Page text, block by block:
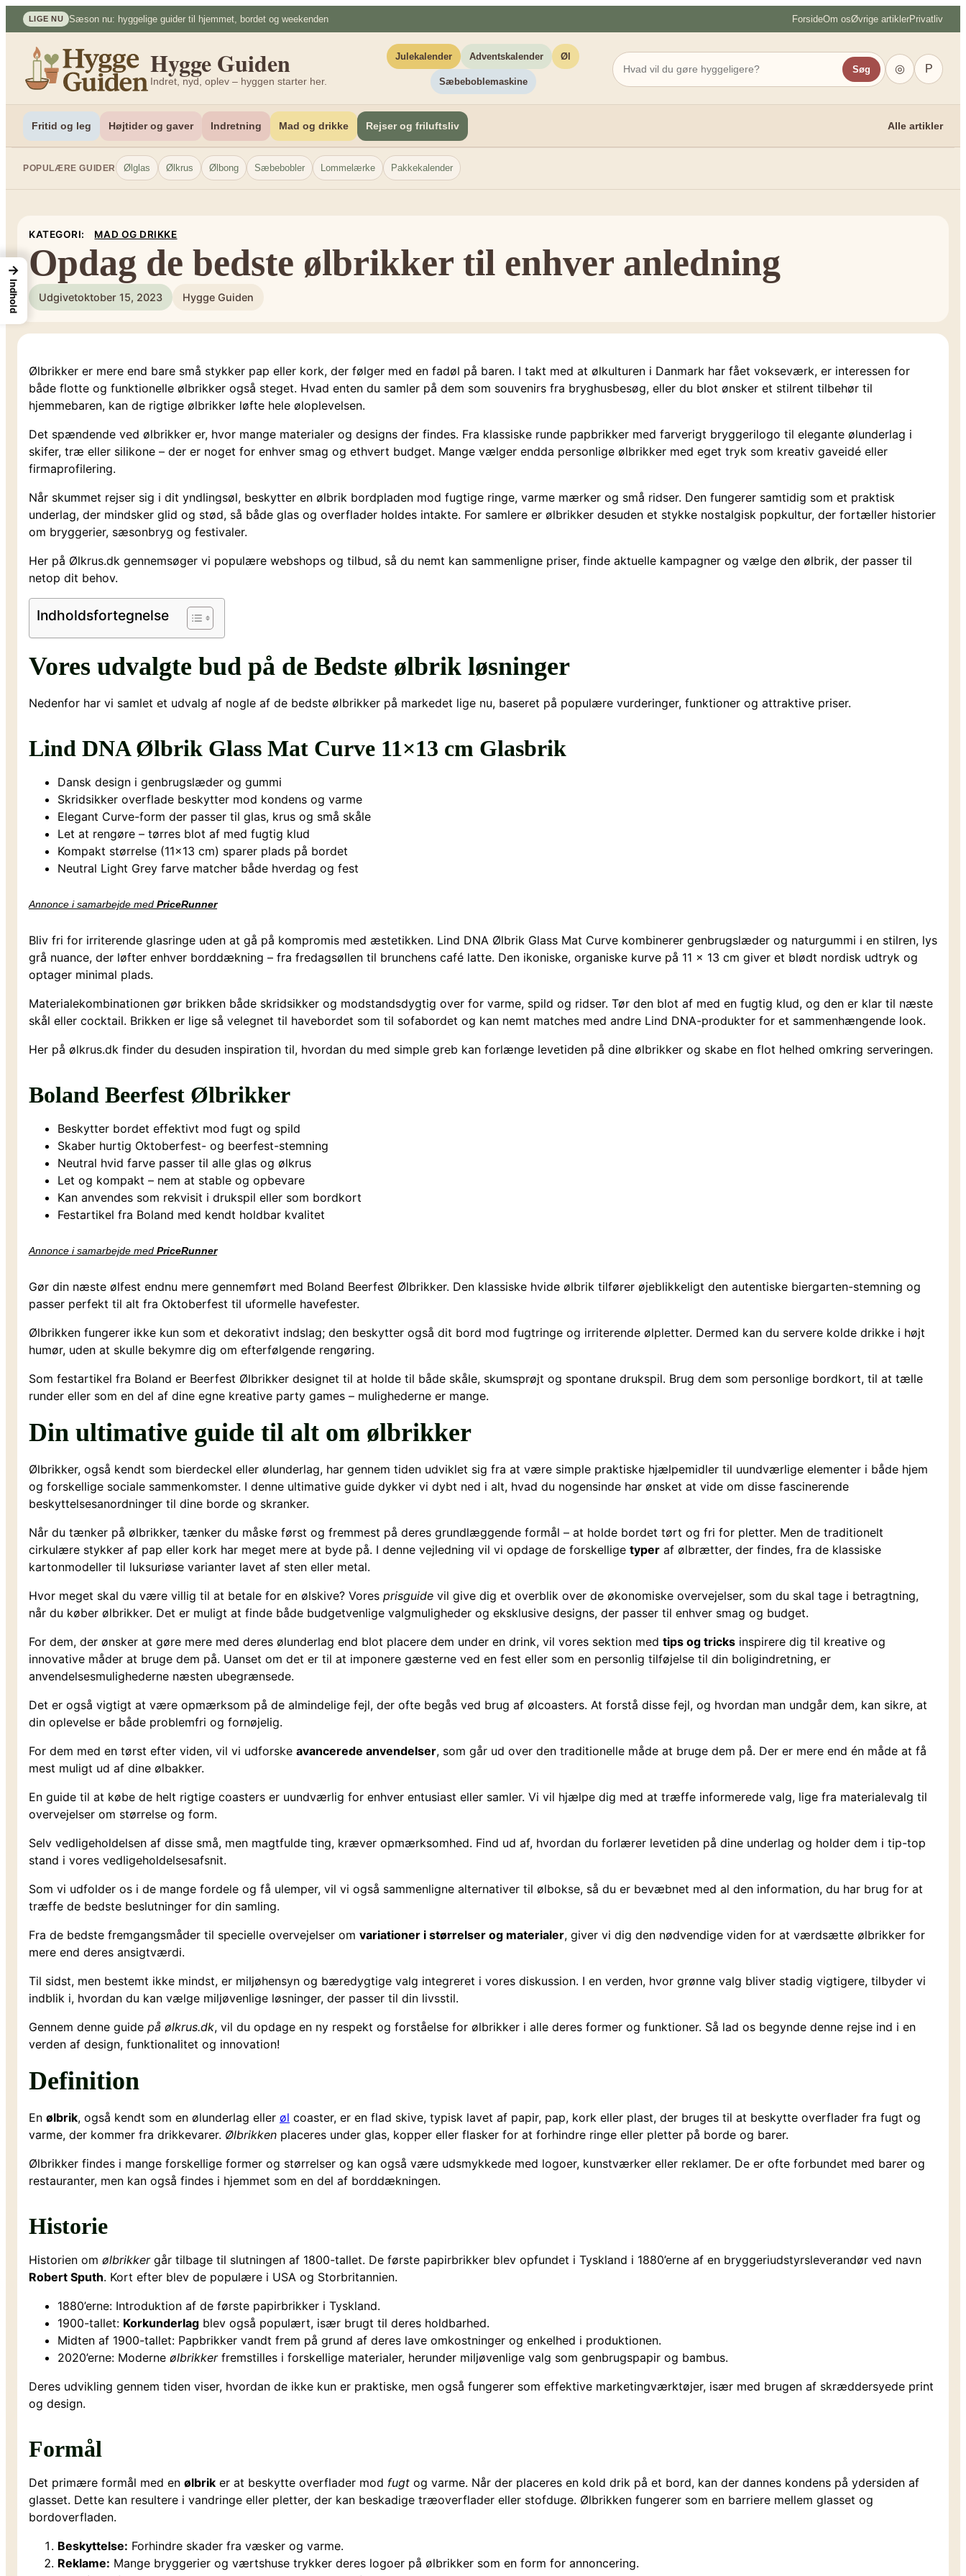
Spring
til
indhold
LIGE NU Sæson nu: hyggelige guider til hjemmet, bordet og weekenden ForsideOm osØvrige artiklerPrivatliv
Hygge Guiden
Indret, nyd, oplev – hyggen starter her.
Julekalender Adventskalender Øl
Sæbeboblemaskine
Søg ◎ P
Fritid og leg Højtider og gaver Indretning Mad og drikke Rejser og friluftsliv Alle artikler
POPULÆRE GUIDER Ølglas Ølkrus Ølbong Sæbebobler Lommelærke Pakkekalender
KATEGORI: MAD OG DRIKKE
Opdag de bedste ølbrikker til enhver anledning
Udgivetoktober 15, 2023 Hygge Guiden
Ølbrikker er mere end bare små stykker pap eller kork, der følger med en fadøl på baren. I takt med at ølkulturen i Danmark har fået vokseværk, er interessen for
både flotte og funktionelle ølbrikker også steget. Hvad enten du samler på dem som souvenirs fra bryghusbesøg, eller du blot ønsker et stilrent tilbehør til
hjemmebaren, kan de rigtige ølbrikker løfte hele øloplevelsen.
Det spændende ved ølbrikker er, hvor mange materialer og designs der findes. Fra klassiske runde papbrikker med farverigt bryggerilogo til elegante ølunderlag i
skifer, træ eller silikone – der er noget for enhver smag og ethvert budget. Mange vælger endda personlige ølbrikker med eget tryk som kreativ gaveidé eller
firmaprofilering.
Når skummet rejser sig i dit yndlingsøl, beskytter en ølbrik bordpladen mod fugtige ringe, varme mærker og små ridser. Den fungerer samtidig som et praktisk
underlag, der mindsker glid og stød, så både glas og overflader holdes intakte. For samlere er ølbrikker desuden et stykke nostalgisk popkultur, der fortæller historier
om bryggerier, sæsonbryg og festivaler.
Her på Ølkrus.dk gennemsøger vi populære webshops og tilbud, så du nemt kan sammenligne priser, finde aktuelle kampagner og vælge den ølbrik, der passer til
netop dit behov.
Indholdsfortegnelse
Vores udvalgte bud på de Bedste ølbrik løsninger
Nedenfor har vi samlet et udvalg af nogle af de bedste ølbrikker på markedet lige nu, baseret på populære vurderinger, funktioner og attraktive priser.
Lind DNA Ølbrik Glass Mat Curve 11×13 cm Glasbrik
Dansk design i genbrugslæder og gummi
Skridsikker overflade beskytter mod kondens og varme
Elegant Curve-form der passer til glas, krus og små skåle
Let at rengøre – tørres blot af med fugtig klud
Kompakt størrelse (11×13 cm) sparer plads på bordet
Neutral Light Grey farve matcher både hverdag og fest
Annonce i samarbejde med PriceRunner
Bliv fri for irriterende glasringe uden at gå på kompromis med æstetikken. Lind DNA Ølbrik Glass Mat Curve kombinerer genbrugslæder og naturgummi i en stilren, lys
grå nuance, der løfter enhver borddækning – fra fredagsøllen til brunchens café latte. Den ikoniske, organiske kurve på 11 x 13 cm giver et blødt nordisk udtryk og
optager minimal plads.
Materialekombinationen gør brikken både skridsikker og modstandsdygtig over for varme, spild og ridser. Tør den blot af med en fugtig klud, og den er klar til næste
skål eller cocktail. Brikken er lige så velegnet til havebordet som til sofabordet og kan nemt matches med andre Lind DNA-produkter for et sammenhængende look.
Her på ølkrus.dk finder du desuden inspiration til, hvordan du med simple greb kan forlænge levetiden på dine ølbrikker og skabe en flot helhed omkring serveringen.
Boland Beerfest Ølbrikker
Beskytter bordet effektivt mod fugt og spild
Skaber hurtig Oktoberfest- og beerfest-stemning
Neutral hvid farve passer til alle glas og ølkrus
Let og kompakt – nem at stable og opbevare
Kan anvendes som rekvisit i drukspil eller som bordkort
Festartikel fra Boland med kendt holdbar kvalitet
Annonce i samarbejde med PriceRunner
Gør din næste ølfest endnu mere gennemført med Boland Beerfest Ølbrikker. Den klassiske hvide ølbrik tilfører øjeblikkeligt den autentiske biergarten-stemning og
passer perfekt til alt fra Oktoberfest til uformelle havefester.
Ølbrikken fungerer ikke kun som et dekorativt indslag; den beskytter også dit bord mod fugtringe og irriterende ølpletter. Dermed kan du servere kolde drikke i højt
humør, uden at skulle bekymre dig om efterfølgende rengøring.
Som festartikel fra Boland er Beerfest Ølbrikker designet til at holde til både skåle, skumsprøjt og spontane drukspil. Brug dem som personlige bordkort, til at tælle
runder eller som en del af dine egne kreative party games – mulighederne er mange.
Din ultimative guide til alt om ølbrikker
Ølbrikker, også kendt som bierdeckel eller ølunderlag, har gennem tiden udviklet sig fra at være simple praktiske hjælpemidler til uundværlige elementer i både hjem
og forskellige sociale sammenkomster. I denne ultimative guide dykker vi dybt ned i alt, hvad du nogensinde har ønsket at vide om disse fascinerende
beskyttelsesanordninger til dine borde og skranker.
Når du tænker på ølbrikker, tænker du måske først og fremmest på deres grundlæggende formål – at holde bordet tørt og fri for pletter. Men de traditionelt
cirkulære stykker af pap eller kork har meget mere at byde på. I denne vejledning vil vi opdage de forskellige typer af ølbrætter, der findes, fra de klassiske
kartonmodeller til luksuriøse varianter lavet af sten eller metal.
Hvor meget skal du være villig til at betale for en ølskive? Vores prisguide vil give dig et overblik over de økonomiske overvejelser, som du skal tage i betragtning,
når du køber ølbrikker. Det er muligt at finde både budgetvenlige valgmuligheder og eksklusive designs, der passer til enhver smag og budget.
For dem, der ønsker at gøre mere med deres ølunderlag end blot placere dem under en drink, vil vores sektion med tips og tricks inspirere dig til kreative og
innovative måder at bruge dem på. Uanset om det er til at imponere gæsterne ved en fest eller som en personlig tilføjelse til din boligindretning, er
anvendelsesmulighederne næsten ubegrænsede.
Det er også vigtigt at være opmærksom på de almindelige fejl, der ofte begås ved brug af ølcoasters. At forstå disse fejl, og hvordan man undgår dem, kan sikre, at
din oplevelse er både problemfri og fornøjelig.
For dem med en tørst efter viden, vil vi udforske avancerede anvendelser, som går ud over den traditionelle måde at bruge dem på. Der er mere end én måde at få
mest muligt ud af dine ølbakker.
En guide til at købe de helt rigtige coasters er uundværlig for enhver entusiast eller samler. Vi vil hjælpe dig med at træffe informerede valg, lige fra materialevalg til
overvejelser om størrelse og form.
Selv vedligeholdelsen af disse små, men magtfulde ting, kræver opmærksomhed. Find ud af, hvordan du forlærer levetiden på dine underlag og holder dem i tip-top
stand i vores vedligeholdelsesafsnit.
Som vi udfolder os i de mange fordele og få ulemper, vil vi også sammenligne alternativer til ølbokse, så du er bevæbnet med al den information, du har brug for at
træffe de bedste beslutninger for din samling.
Fra de bedste fremgangsmåder til specielle overvejelser om variationer i størrelser og materialer, giver vi dig den nødvendige viden for at værdsætte ølbrikker for
mere end deres ansigtværdi.
Til sidst, men bestemt ikke mindst, er miljøhensyn og bæredygtige valg integreret i vores diskussion. I en verden, hvor grønne valg bliver stadig vigtigere, tilbyder vi
indblik i, hvordan du kan vælge miljøvenlige løsninger, der passer til din livsstil.
Gennem denne guide på ølkrus.dk, vil du opdage en ny respekt og forståelse for ølbrikker i alle deres former og funktioner. Så lad os begynde denne rejse ind i en
verden af design, funktionalitet og innovation!
Definition
En ølbrik, også kendt som en ølunderlag eller øl coaster, er en flad skive, typisk lavet af papir, pap, kork eller plast, der bruges til at beskytte overflader fra fugt og
varme, der kommer fra drikkevarer. Ølbrikken placeres under glas, kopper eller flasker for at forhindre ringe eller pletter på borde og barer.
Ølbrikker findes i mange forskellige former og størrelser og kan også være udsmykkede med logoer, kunstværker eller reklamer. De er ofte forbundet med barer og
restauranter, men kan også findes i hjemmet som en del af borddækningen.
Historie
Historien om ølbrikkergår tilbage til slutningen af 1800-tallet. De første papirbrikker blev opfundet i Tyskland i 1880’erne af en bryggeriudstyrsleverandør ved navn
Robert Sputh. Kort efter blev de populære i USA og Storbritannien.
1880’erne: Introduktion af de første papirbrikker i Tyskland.
1900-tallet: Korkunderlag blev også populært, især brugt til deres holdbarhed.
Midten af 1900-tallet: Papbrikker vandt frem på grund af deres lave omkostninger og enkelhed i produktionen.
2020’erne: Moderne ølbrikkerfremstilles i forskellige materialer, herunder miljøvenlige valg som genbrugspapir og bambus.
Deres udvikling gennem tiden viser, hvordan de ikke kun er praktiske, men også fungerer som effektive marketingværktøjer, især med brugen af skræddersyede print
og design.
Formål
Det primære formål med en ølbrik er at beskytte overflader mod fugt og varme. Når der placeres en kold drik på et bord, kan der dannes kondens på ydersiden af
glasset. Dette kan resultere i vandringe eller pletter, der kan beskadige træoverflader eller stofduge. Ølbrikken fungerer som en barriere mellem glasset og
bordoverfladen.
Beskyttelse: Forhindre skader fra væsker og varme.
Reklame: Mange bryggerier og værtshuse trykker deres logoer på ølbrikker som en form for annoncering.
→
Indhold